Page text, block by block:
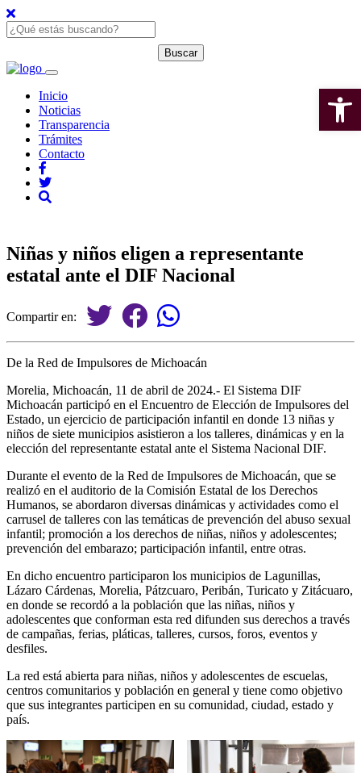
Inicio
Noticias
Transparencia
Trámites
Contacto
Niñas y niños eligen a representante
estatal ante el DIF Nacional
Compartir en:
De la Red de Impulsores de Michoacán
Morelia, Michoacán, 11 de abril de 2024.- El Sistema DIF
Michoacán participó en el Encuentro de Elección de Impulsores del
Estado, un ejercicio de participación infantil en donde 13 niñas y
niños de siete municipios asistieron a los talleres, dinámicas y en la
elección del representante estatal ante el Sistema Nacional DIF.
Durante el evento de la Red de Impulsores de Michoacán, que se
realizó en el auditorio de la Comisión Estatal de los Derechos
Humanos, se abordaron diversas dinámicas y actividades como el
carrusel de talleres con las temáticas de prevención del abuso sexual
infantil; promoción a los derechos de niñas, niños y adolescentes;
prevención del embarazo; participación infantil, entre otras.
En dicho encuentro participaron los municipios de Lagunillas,
Lázaro Cárdenas, Morelia, Pátzcuaro, Peribán, Turicato y Zitácuaro,
en donde se recordó a la población que las niñas, niños y
adolescentes que conforman esta red difunden sus derechos a través
de campañas, ferias, pláticas, talleres, cursos, foros, eventos y
desfiles.
La red está abierta para niñas, niños y adolescentes de escuelas,
centros comunitarios y población en general y tiene como objetivo
que sus integrantes participen en su comunidad, ciudad, estado y
país.